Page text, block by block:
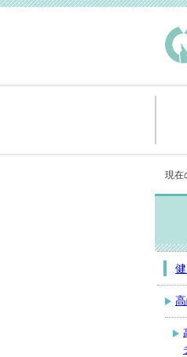
現在